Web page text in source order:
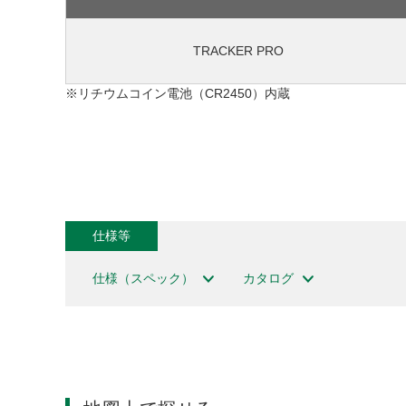
TRACKER PRO
リチウムコイン電池（CR2450）内蔵
仕様等
仕様（スペック） カタログ